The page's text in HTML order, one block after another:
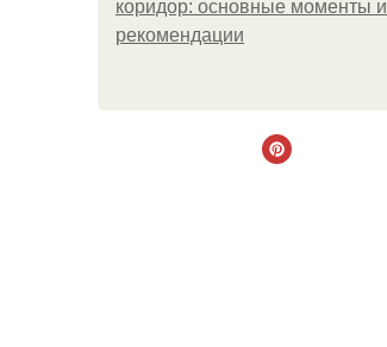
коридор: основные моменты и
рекомендации